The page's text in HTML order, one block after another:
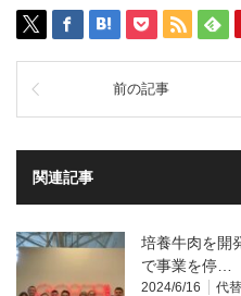
前の記事
関連記事
培養牛肉を開
で事業を停…
2024/6/16 代